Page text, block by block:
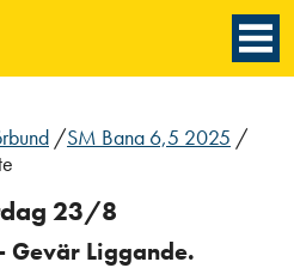
/SM Bana 6,5 2025 /
23/8
Gevär Liggande.